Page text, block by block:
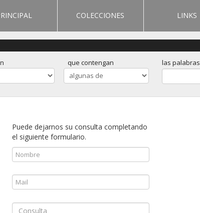
COLECCIONES LINKS
que contengan las palabras
Puede dejarnos su consulta completando
el siguiente formulario.